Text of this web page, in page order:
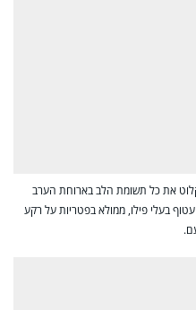
את כל תשומת הלב בארוחת הערב
בעלי פילו, ממולא בפטריות על רקע